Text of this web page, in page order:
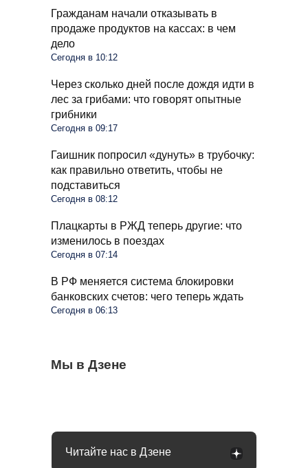
Гражданам начали отказывать в
продаже продуктов на кассах: в чем
дело
Сегодня в 10:12
Через сколько дней после дождя идти в
лес за грибами: что говорят опытные
грибники
Сегодня в 09:17
Гаишник попросил «дунуть» в трубочку:
как правильно ответить, чтобы не
подставиться
Сегодня в 08:12
Плацкарты в РЖД теперь другие: что
изменилось в поездах
Сегодня в 07:14
В РФ меняется система блокировки
банковских счетов: чего теперь ждать
Сегодня в 06:13
Мы в Дзене
Помидоры будут спасены от фитофторы:
достаточно одной таблетки
Весь крыжовник покрылся белым
Пенсионеров в больших квартирах ждут
Читайте нас в Дзене